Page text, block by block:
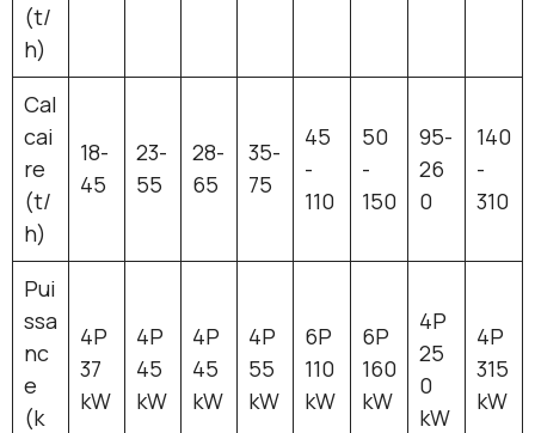
(t/
h)
Cal
cai
re
(t/
h)
18-
45
23-
55
28-
65
35-
75
45
-
110
50
-
150
95-
26
0
140
-
310
Pui
ssa
nc
e
(k
4P
37
kW
4P
45
kW
4P
45
kW
4P
55
kW
6P
110
kW
6P
160
kW
4P
25
0
kW
4P
315
kW